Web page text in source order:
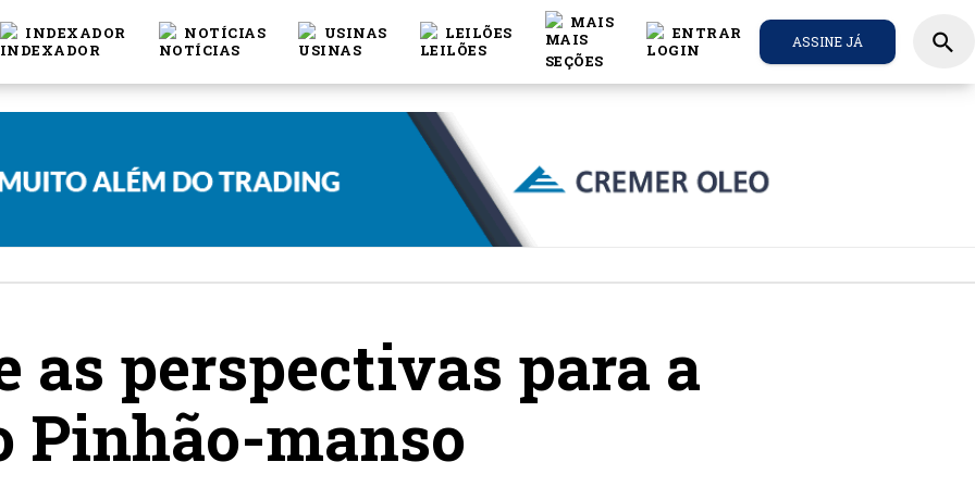
INDEXADOR NOTÍCIAS USINAS LEILÕES
MAIS
ENTRAR ASSINE JÁ search
as perspectivas para a
Pinhão-manso